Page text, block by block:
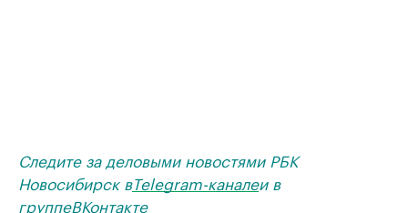
Следите за деловыми новостями РБК
Новосибирск вTelegram-каналеи в
группеВКонтакте